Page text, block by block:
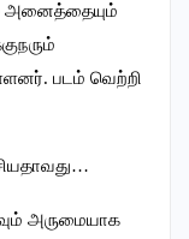
அனைத்தையும்
படம் வெற்றி
அருமையாக